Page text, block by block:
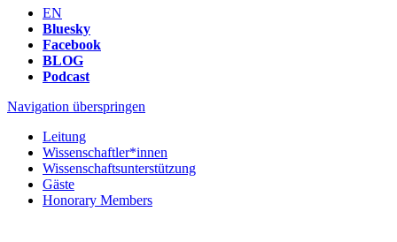
EN
Bluesky
Facebook
BLOG
Podcast
Navigation überspringen
Leitung
Wissenschaftler*innen
Wissenschaftsunterstützung
Gäste
Honorary Members